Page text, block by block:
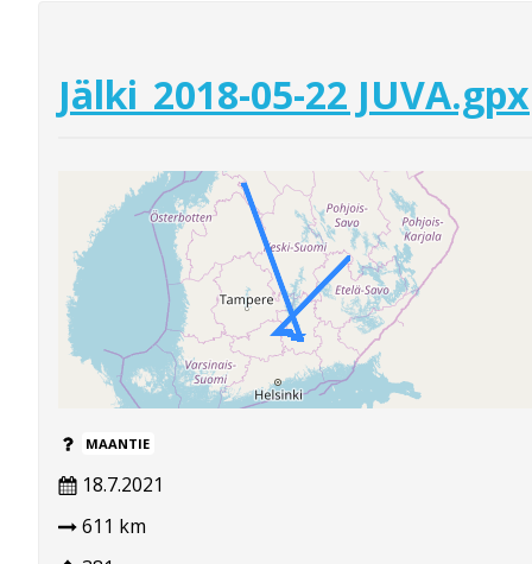
Jälki_2018-05-22 JUVA.gpx
MAANTIE
18.7.2021
611 km